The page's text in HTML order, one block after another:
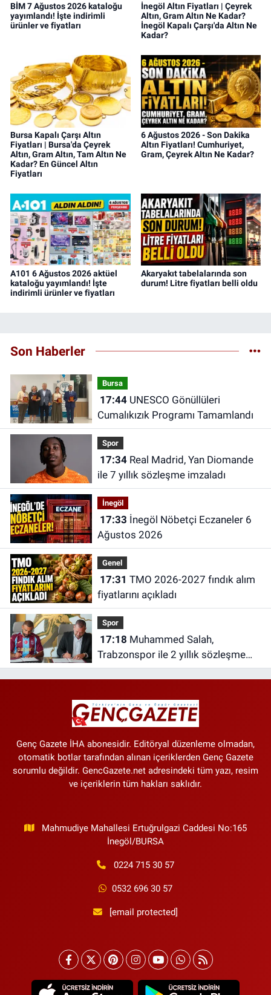
BİM 7 Ağustos 2026 kataloğu
yayımlandı! İşte indirimli
ürünler ve fiyatları
İnegöl Altın Fiyatları | Çeyrek
Altın, Gram Altın Ne Kadar?
İnegöl Kapalı Çarşı'da Altın Ne
Kadar?
Bursa Kapalı Çarşı Altın
Fiyatları | Bursa'da Çeyrek
Altın, Gram Altın, Tam Altın Ne
Kadar? En Güncel Altın
Fiyatları
6 Ağustos 2026 - Son Dakika
Altın Fiyatları! Cumhuriyet,
Gram, Çeyrek Altın Ne Kadar?
A101 6 Ağustos 2026 aktüel
kataloğu yayımlandı! İşte
indirimli ürünler ve fiyatları
Akaryakıt tabelalarında son
durum! Litre fiyatları belli oldu
Son Haberler
Bursa
17:44UNESCO Gönüllüleri
Cumalıkızık Programı Tamamlandı
Spor
17:34Real Madrid, Yan Diomande
ile 7 yıllık sözleşme imzaladı
İnegöl
17:33
Ağustos 2026
Genel
17:31
fiyatlarını açıkladı
Spor
17:18
Trabzonspor ile 2 yıllık sözleşme
imzaladı
Genç Gazete İHA abonesidir. Editöryal düzenleme olmadan,
otomatik botlar tarafından alınan içeriklerden Genç Gazete
sorumlu değildir. GencGazete.net adresindeki tüm yazı, resim
ve içeriklerin tüm hakları saklıdır.
Mahmudiye Mahallesi Ertuğrulgazi Caddesi No:165
İnegöl/BURSA
0224 715 30 57
0532 696 30 57
[email protected]